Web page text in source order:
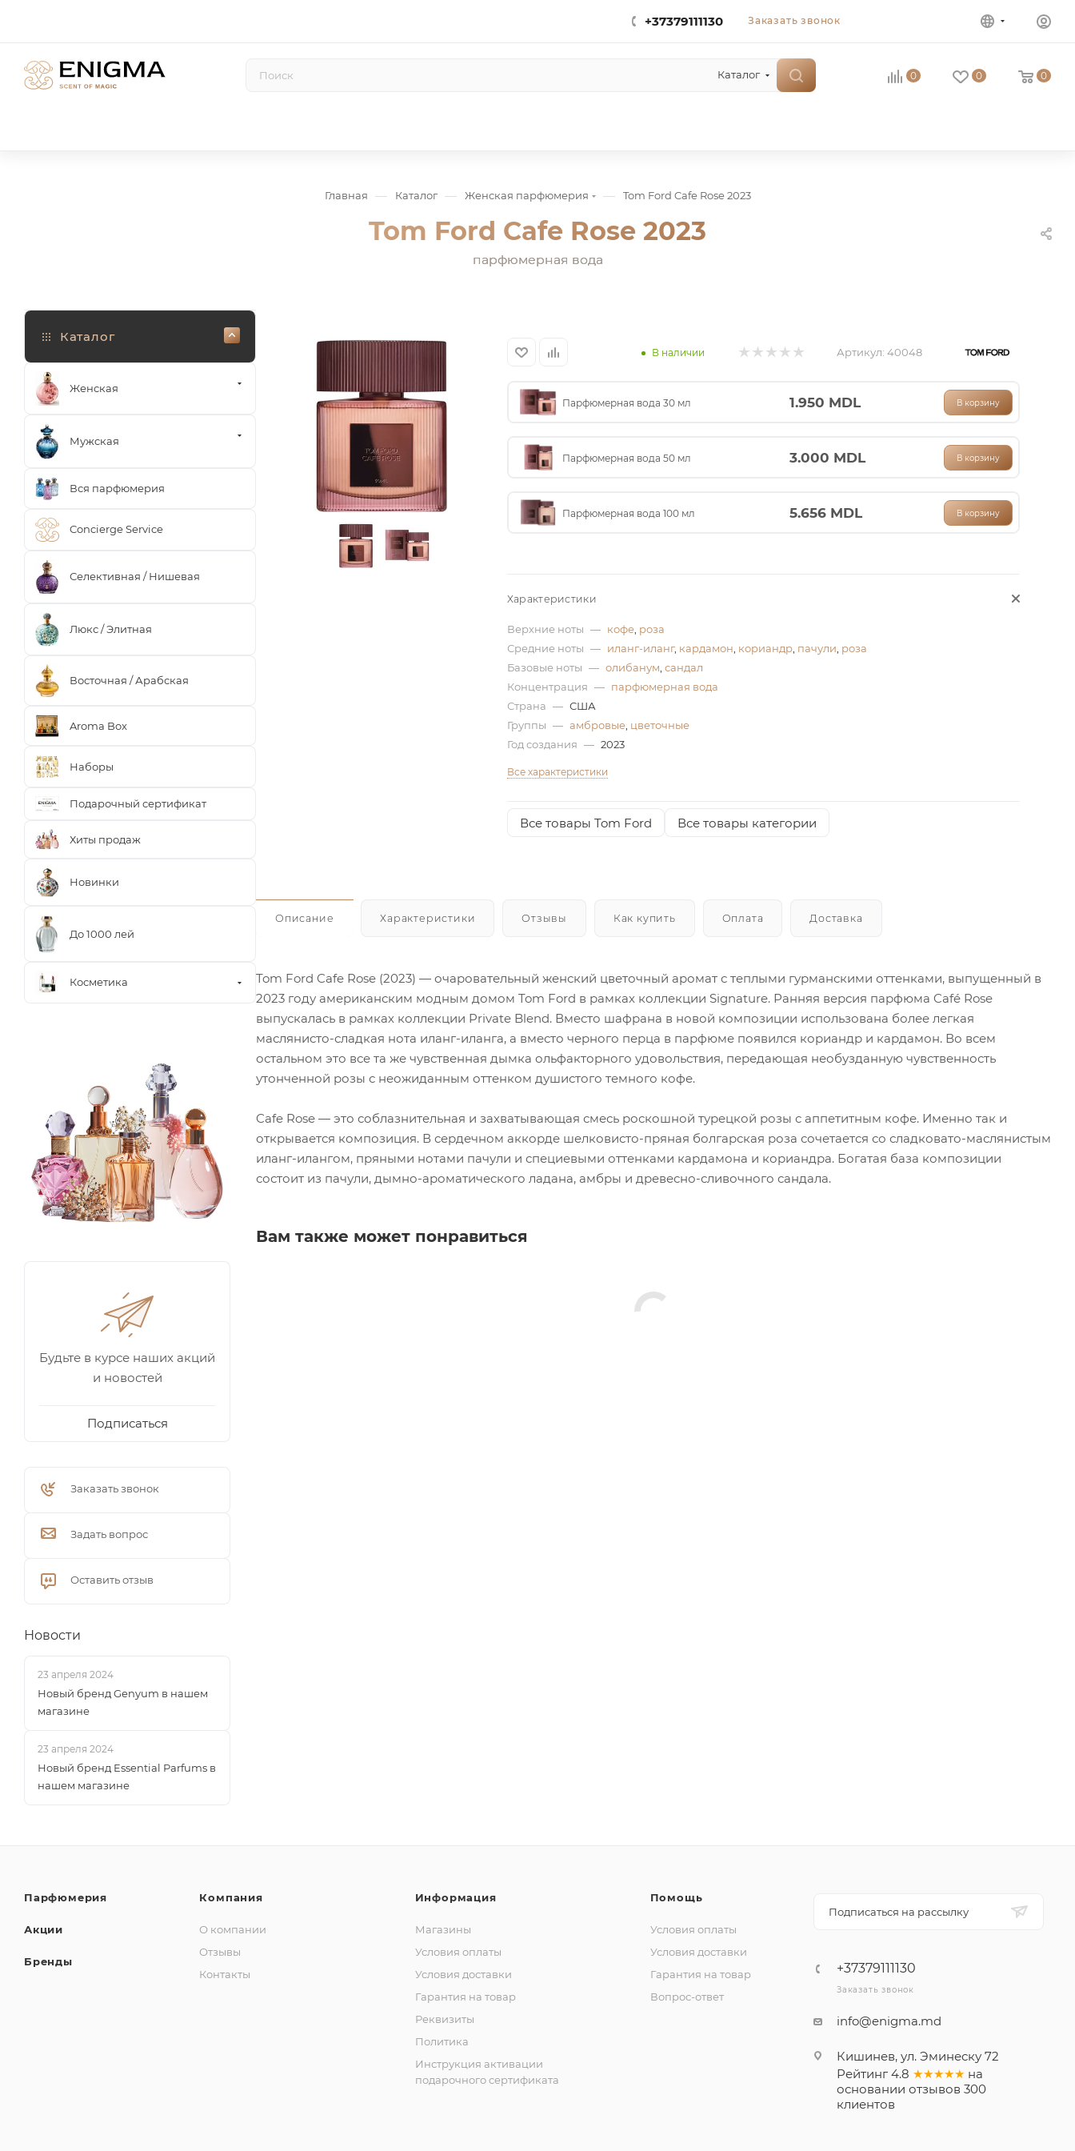
+37379111130 Заказать звонок
Каталог 0 0 0
Главная — Каталог — Женская парфюмерия — Tom Ford Cafe Rose 2023
Tom Ford Cafe Rose 2023
парфюмерная вода
В наличии Артикул: 40048
Парфюмерная вода 30 мл 1.950 MDL В корзину
Парфюмерная вода 50 мл 3.000 MDL В корзину
Парфюмерная вода 100 мл 5.656 MDL В корзину
Характеристики
Верхние ноты — кофе, роза
Средние ноты — иланг-иланг, кардамон кориандр, пачули роза
Базовые ноты — олибанум сандал
Концентрация — парфюмерная вода
Страна — США
Группы — амбровые, цветочные
Год создания — 2023
Все характеристики
Все товары Tom Ford Все товары категории
Описание Характеристики Отзывы Как купить Оплата Доставка
Tom Ford Cafe Rose (2023) — очаровательный женский цветочный аромат с теплыми гурманскими оттенками, выпущенный в
2023 году американским модным домом Tom Ford в рамках коллекции Signature. Ранняя версия парфюма Café Rose
выпускалась в рамках коллекции Private Blend. Вместо шафрана в новой композиции использована более легкая
маслянисто-сладкая нота иланг-иланга, а вместо черного перца в парфюме появился кориандр и кардамон. Во всем
остальном это все та же чувственная дымка ольфакторного удовольствия, передающая необузданную чувственность
утонченной розы с неожиданным оттенком душистого темного кофе.
Cafe Rose — это соблазнительная и захватывающая смесь роскошной турецкой розы с аппетитным кофе. Именно так и
открывается композиция. В сердечном аккорде шелковисто-пряная болгарская роза сочетается со сладковато-маслянистым
иланг-илангом, пряными нотами пачули и специевыми оттенками кардамона и кориандра. Богатая база композиции
состоит из пачули, дымно-ароматического ладана, амбры и древесно-сливочного сандала.
Вам также может понравиться
Каталог
Женская
Мужская
Вся парфюмерия
Concierge Service
Селективная / Нишевая
Люкс / Элитная
Восточная / Арабская
Aroma Box
Наборы
Подарочный сертификат
Хиты продаж
Новинки
До 1000 лей
Косметика
Будьте в курсе наших акций
и новостей
Подписаться
Заказать звонок
Задать вопрос
Оставить отзыв
Новости
23 апреля 2024
Новый бренд Genyum в нашем
магазине
23 апреля 2024
Новый бренд Essential Parfums в
нашем магазине
Парфюмерия
Акции
Бренды
Компания
О компании
Отзывы
Контакты
Информация
Магазины
Условия оплаты
Условия доставки
Гарантия на товар
Реквизиты
Политика
Инструкция активации
подарочного сертификата
Помощь
Условия оплаты
Условия доставки
Гарантия на товар
Вопрос-ответ
Подписаться на рассылку
+37379111130
Заказать звонок
info@enigma.md
Кишинев, ул. Эминеску 72
Рейтинг 4.8 ★★★★★ на
основании отзывов 300
клиентов